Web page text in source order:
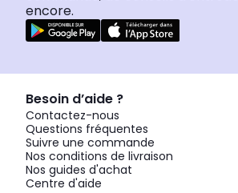
encore.
Besoin d’aide ?
Contactez-nous
Questions fréquentes
Suivre une commande
Nos conditions de livraison
Nos guides d'achat
Centre d'aide